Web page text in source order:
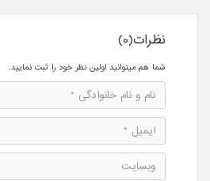
نظرات(0)
شما هم میتوانید اولین نظر خود را ثبت نمایید.